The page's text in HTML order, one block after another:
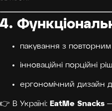
4.
пакування з
інноваційні порційні
ергономічний дизайн
👉 В Україні: EatMe Snacks